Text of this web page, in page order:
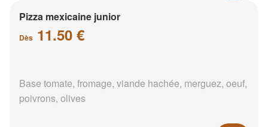
Pizza mexicaine junior
Dès 11.50 €
Base tomate, fromage, viande hachée, merguez, oeuf,
poivrons, olives